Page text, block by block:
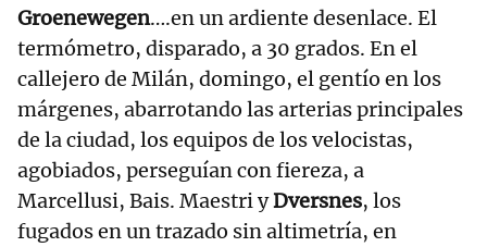
Groenewegen….en un ardiente desenlace. El
termómetro, disparado, a 30 grados. En el
callejero de Milán, domingo, el gentío en los
márgenes, abarrotando las arterias principales
de la ciudad, los equipos de los velocistas,
agobiados, perseguían con fiereza, a
Marcellusi, Bais. Maestri yDversnes, los
fugados en un trazado sin altimetría, en